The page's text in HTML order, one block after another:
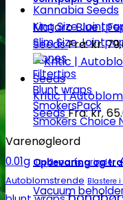
King Size
Slim Size
Cones
Filtertips
Blunt wraps
SmokersPack
Smokers Choice
Opbevaring og
Vacuum
Mataro Blue |
SeedsFra:kr.
Kritic |
SeedsFra:kr.
Varenøgleord
0.01g 0.1g 2-parts grinder
Autoblomstrende Blastere